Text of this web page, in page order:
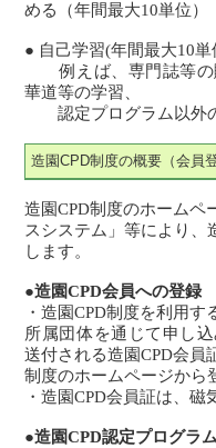
める（年間最大10単位）
● 自己学習(年間最大10単
例えば、専門誌等の
華道等の学習、
認定プログラム以外
造園CPD制度の概要（会員
造園CPD制度のホームペ
スシステム」等により、
します。
●造園CPD会員への登録
・造園CPD制度を利用す
所属団体を通じて申し
送付される造園CPD会員
制度のホームページから
・造園CPD会員証は、磁
●造園CPD認定プログラ